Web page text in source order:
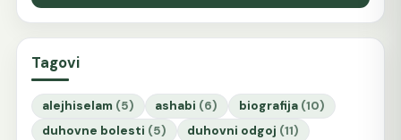
Tagovi
alejhiselam (5) ashabi (6) biografija (10)
duhovne bolesti (5) duhovni odgoj (11)